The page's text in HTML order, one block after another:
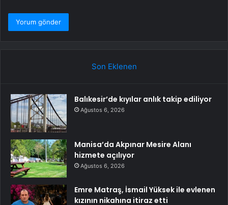
Son Eklenen
Balıkesir’de kıyılar anlık takip ediliyor
Ağustos 6, 2026
Manisa’da Akpınar Mesire Alanı
hizmete açılıyor
Ağustos 6, 2026
Emre Matraş, İsmail Yüksek ile evlenen
kızının nikahına itiraz etti